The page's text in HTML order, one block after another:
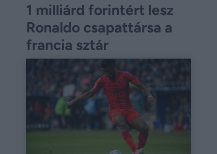
1 milliárd forintért lesz
Ronaldo csapattársa a
francia sztár